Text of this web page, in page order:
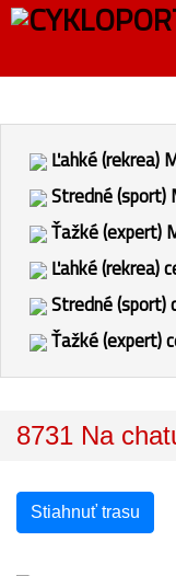
Ľahké (rekrea)
Stredné (sport)
Ťažké (expert)
Ľahké (rekrea)
Stredné (sport)
Ťažké (expert)
8731 Na
Stiahnuť trasu